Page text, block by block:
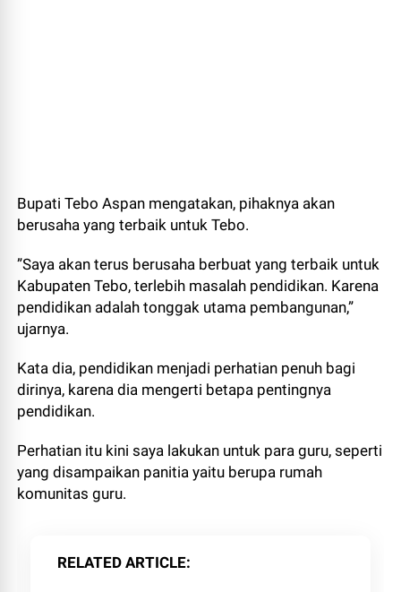
Bupati Tebo Aspan mengatakan, pihaknya akan
berusaha yang terbaik untuk Tebo.
”Saya akan terus berusaha berbuat yang terbaik untuk
Kabupaten Tebo, terlebih masalah pendidikan. Karena
pendidikan adalah tonggak utama pembangunan,”
ujarnya.
Kata dia, pendidikan menjadi perhatian penuh bagi
dirinya, karena dia mengerti betapa pentingnya
pendidikan.
Perhatian itu kini saya lakukan untuk para guru, seperti
yang disampaikan panitia yaitu berupa rumah
komunitas guru.
RELATED ARTICLE